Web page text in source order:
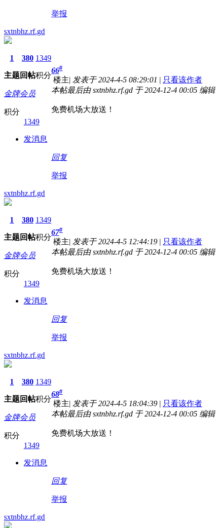
举报
sxtnbhz.rf.gd
1
主题
380
回帖
1349
积分
金牌会员
积分
1349
发消息
66#
楼主| 发表于 2024-4-5 08:29:01 | 只看该作者
本帖最后由 sxtnbhz.rf.gd 于 2024-12-4 00:05 编辑
免费机场大放送！
回复
举报
sxtnbhz.rf.gd
1
主题
380
回帖
1349
积分
金牌会员
积分
1349
发消息
67#
楼主| 发表于 2024-4-5 12:44:19 | 只看该作者
本帖最后由 sxtnbhz.rf.gd 于 2024-12-4 00:05 编辑
免费机场大放送！
回复
举报
sxtnbhz.rf.gd
1
主题
380
回帖
1349
积分
金牌会员
积分
1349
发消息
68#
楼主| 发表于 2024-4-5 18:04:39 | 只看该作者
本帖最后由 sxtnbhz.rf.gd 于 2024-12-4 00:05 编辑
免费机场大放送！
回复
举报
sxtnbhz.rf.gd